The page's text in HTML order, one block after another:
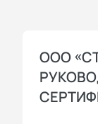
ООО